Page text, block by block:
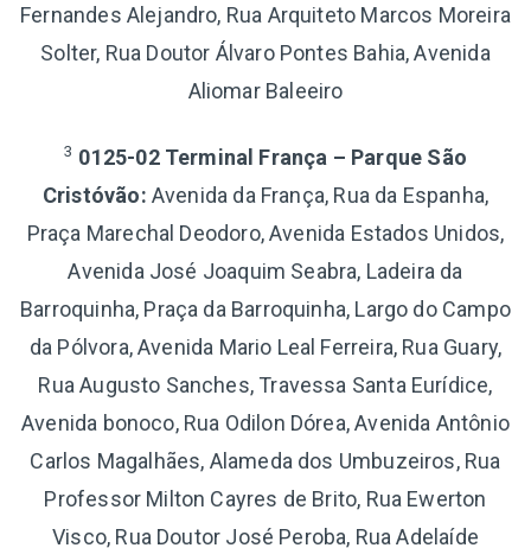
Fernandes Alejandro, Rua Arquiteto Marcos Moreira
Solter, Rua Doutor Álvaro Pontes Bahia, Avenida
Aliomar Baleeiro
3 0125-02 Terminal França – Parque São
Cristóvão: Avenida da França, Rua da Espanha,
Praça Marechal Deodoro, Avenida Estados Unidos,
Avenida José Joaquim Seabra, Ladeira da
Barroquinha, Praça da Barroquinha, Largo do Campo
da Pólvora, Avenida Mario Leal Ferreira, Rua Guary,
Rua Augusto Sanches, Travessa Santa Eurídice,
Avenida bonoco, Rua Odilon Dórea, Avenida Antônio
Carlos Magalhães, Alameda dos Umbuzeiros, Rua
Professor Milton Cayres de Brito, Rua Ewerton
Visco, Rua Doutor José Peroba, Rua Adelaíde